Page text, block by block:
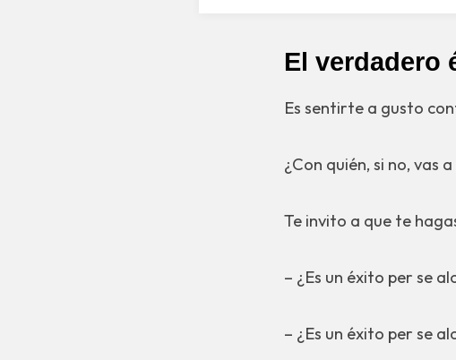
El verdadero
Es sentirte a gusto
¿Con quién, si no, vas
Te invito a que te
– ¿Es un éxito per se
– ¿Es un éxito per se